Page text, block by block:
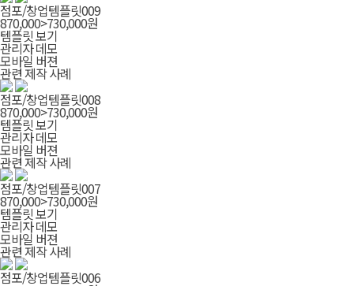
점포/창업템플릿009
870,000>730,000원
템플릿 보기
관리자 데모
모바일 버젼
관련 제작 사례
점포/창업템플릿008
870,000>730,000원
템플릿 보기
관리자 데모
모바일 버젼
관련 제작 사례
점포/창업템플릿007
870,000>730,000원
템플릿 보기
관리자 데모
모바일 버젼
관련 제작 사례
점포/창업템플릿006